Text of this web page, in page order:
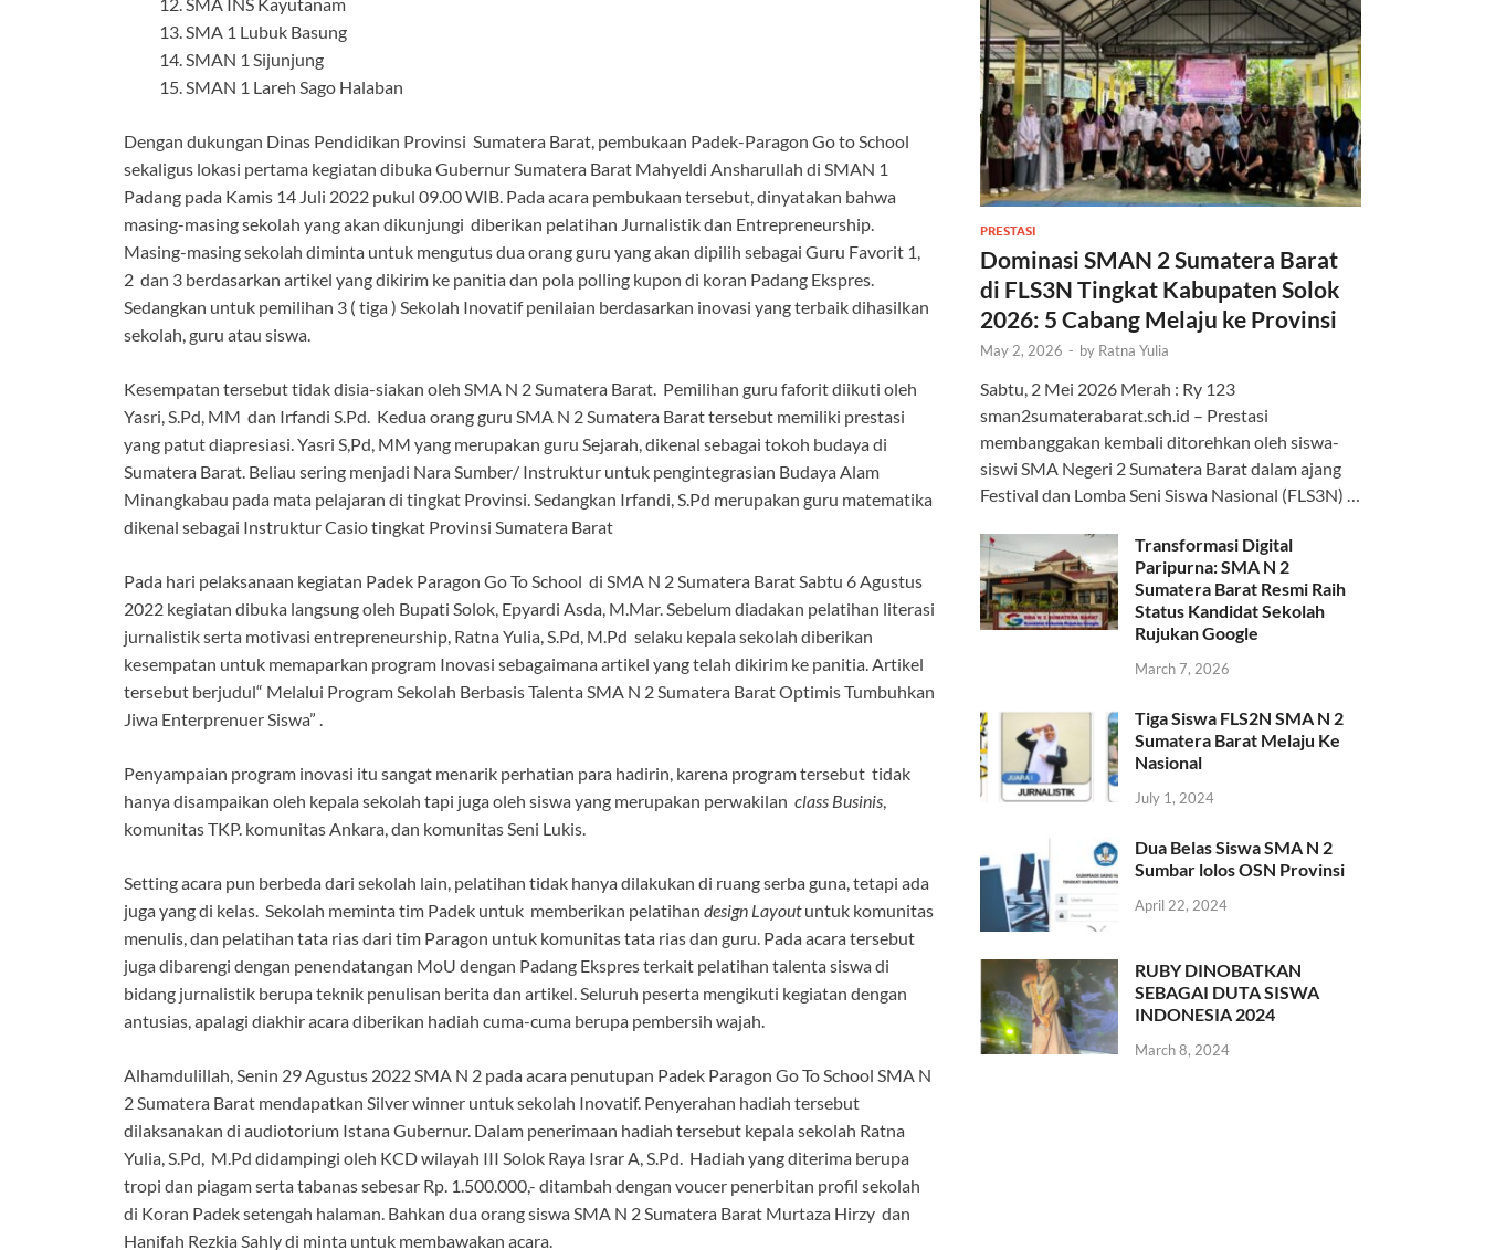
SMA 1 Lubuk Basung
SMAN 1 Sijunjung
SMAN 1 Lareh Sago Halaban
Dengan dukungan Dinas Pendidikan Provinsi Sumatera Barat, pembukaan Padek-Paragon Go to School
sekaligus lokasi pertama kegiatan dibuka Gubernur Sumatera Barat Mahyeldi Ansharullah di SMAN 1
Padang pada Kamis 14 Juli 2022 pukul 09.00 WIB. Pada acara pembukaan tersebut, dinyatakan bahwa
masing-masing sekolah yang akan dikunjungi diberikan pelatihan Jurnalistik dan Entrepreneurship.
Masing-masing sekolah diminta untuk mengutus dua orang guru yang akan dipilih sebagai Guru Favorit 1,
2 dan 3 berdasarkan artikel yang dikirim ke panitia dan pola polling kupon di koran Padang Ekspres.
Sedangkan untuk pemilihan 3 ( tiga ) Sekolah Inovatif penilaian berdasarkan inovasi yang terbaik dihasilkan
sekolah, guru atau siswa.
Kesempatan tersebut tidak disia-siakan oleh SMA N 2 Sumatera Barat. Pemilihan guru faforit diikuti oleh
Yasri, S.Pd, MM dan Irfandi S.Pd. Kedua orang guru SMA N 2 Sumatera Barat tersebut memiliki prestasi
yang patut diapresiasi. Yasri S,Pd, MM yang merupakan guru Sejarah, dikenal sebagai tokoh budaya di
Sumatera Barat. Beliau sering menjadi Nara Sumber/ Instruktur untuk pengintegrasian Budaya Alam
Minangkabau pada mata pelajaran di tingkat Provinsi. Sedangkan Irfandi, S.Pd merupakan guru matematika
dikenal sebagai Instruktur Casio tingkat Provinsi Sumatera Barat
Pada hari pelaksanaan kegiatan Padek Paragon Go To School di SMA N 2 Sumatera Barat Sabtu 6 Agustus
2022 kegiatan dibuka langsung oleh Bupati Solok, Epyardi Asda, M.Mar. Sebelum diadakan pelatihan literasi
jurnalistik serta motivasi entrepreneurship, Ratna Yulia, S.Pd, M.Pd selaku kepala sekolah diberikan
kesempatan untuk memaparkan program Inovasi sebagaimana artikel yang telah dikirim ke panitia. Artikel
tersebut berjudul“ Melalui Program Sekolah Berbasis Talenta SMA N 2 Sumatera Barat Optimis Tumbuhkan
Jiwa Enterprenuer Siswa” .
Penyampaian program inovasi itu sangat menarik perhatian para hadirin, karena program tersebut tidak
hanya disampaikan oleh kepala sekolah tapi juga oleh siswa yang merupakan perwakilan class Businis
komunitas TKP. komunitas Ankara, dan komunitas Seni Lukis.
Setting acara pun berbeda dari sekolah lain, pelatihan tidak hanya dilakukan di ruang serba guna, tetapi ada
juga yang di kelas. Sekolah meminta tim Padek untuk memberikan pelatihan design Layoutuntuk komunitas
menulis, dan pelatihan tata rias dari tim Paragon untuk komunitas tata rias dan guru. Pada acara tersebut
juga dibarengi dengan penendatangan MoU dengan Padang Ekspres terkait pelatihan talenta siswa di
bidang jurnalistik berupa teknik penulisan berita dan artikel. Seluruh peserta mengikuti kegiatan dengan
antusias, apalagi diakhir acara diberikan hadiah cuma-cuma berupa pembersih wajah.
Alhamdulillah, Senin 29 Agustus 2022 SMA N 2 pada acara penutupan Padek Paragon Go To School SMA N
2 Sumatera Barat mendapatkan Silver winner untuk sekolah Inovatif. Penyerahan hadiah tersebut
dilaksanakan di audiotorium Istana Gubernur. Dalam penerimaan hadiah tersebut kepala sekolah Ratna
Yulia, S.Pd, M.Pd didampingi oleh KCD wilayah III Solok Raya Israr A, S.Pd. Hadiah yang diterima berupa
tropi dan piagam serta tabanas sebesar Rp. 1.500.000,- ditambah dengan voucer penerbitan profil sekolah
di Koran Padek setengah halaman. Bahkan dua orang siswa SMA N 2 Sumatera Barat Murtaza Hirzy dan
Hanifah Rezkia Sahly di minta untuk membawakan acara.
PRESTASI
Dominasi SMAN 2 Sumatera Barat
di FLS3N Tingkat Kabupaten Solok
2026: 5 Cabang Melaju ke Provinsi
May 2, 2026 - by Ratna Yulia
Sabtu, 2 Mei 2026 Merah : Ry 123
sman2sumaterabarat.sch.id – Prestasi
membanggakan kembali ditorehkan oleh siswa-
siswi SMA Negeri 2 Sumatera Barat dalam ajang
Festival dan Lomba Seni Siswa Nasional (FLS3N) …
Transformasi Digital
Paripurna: SMA N 2
Sumatera Barat Resmi Raih
Status Kandidat Sekolah
Rujukan Google
March 7, 2026
Tiga Siswa FLS2N SMA N 2
Sumatera Barat Melaju Ke
Nasional
July 1, 2024
Dua Belas Siswa SMA N 2
Sumbar lolos OSN Provinsi
April 22, 2024
RUBY DINOBATKAN
SEBAGAI DUTA SISWA
INDONESIA 2024
March 8, 2024